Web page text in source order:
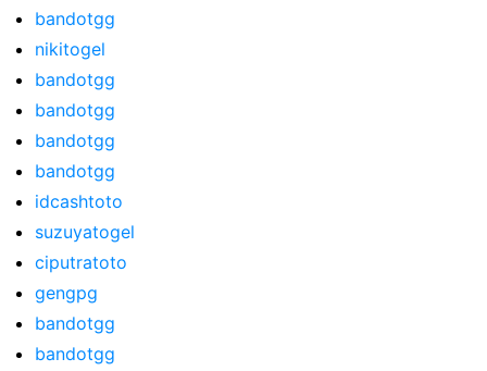
bandotgg
nikitogel
bandotgg
bandotgg
bandotgg
bandotgg
idcashtoto
suzuyatogel
ciputratoto
gengpg
bandotgg
bandotgg